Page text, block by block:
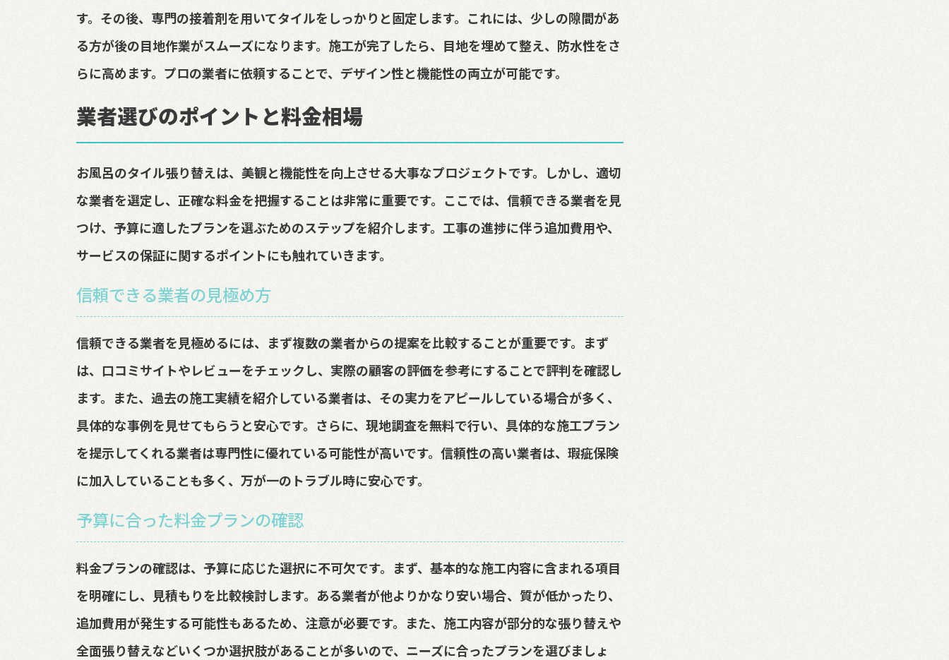
す。その後、専門の接着剤を用いてタイルをしっかりと固定します。これには、少しの隙間があ
る方が後の目地作業がスムーズになります。施工が完了したら、目地を埋めて整え、防水性をさ
らに高めます。プロの業者に依頼することで、デザイン性と機能性の両立が可能です。
業者選びのポイントと料金相場
お風呂のタイル張り替えは、美観と機能性を向上させる大事なプロジェクトです。しかし、適切
な業者を選定し、正確な料金を把握することは非常に重要です。ここでは、信頼できる業者を見
つけ、予算に適したプランを選ぶためのステップを紹介します。工事の進捗に伴う追加費用や、
サービスの保証に関するポイントにも触れていきます。
信頼できる業者の見極め方
信頼できる業者を見極めるには、まず複数の業者からの提案を比較することが重要です。まず
は、口コミサイトやレビューをチェックし、実際の顧客の評価を参考にすることで評判を確認し
ます。また、過去の施工実績を紹介している業者は、その実力をアピールしている場合が多く、
具体的な事例を見せてもらうと安心です。さらに、現地調査を無料で行い、具体的な施工プラン
を提示してくれる業者は専門性に優れている可能性が高いです。信頼性の高い業者は、瑕疵保険
に加入していることも多く、万が一のトラブル時に安心です。
予算に合った料金プランの確認
料金プランの確認は、予算に応じた選択に不可欠です。まず、基本的な施工内容に含まれる項目
を明確にし、見積もりを比較検討します。ある業者が他よりかなり安い場合、質が低かったり、
追加費用が発生する可能性もあるため、注意が必要です。また、施工内容が部分的な張り替えや
全面張り替えなどいくつか選択肢があることが多いので、ニーズに合ったプランを選びましょ